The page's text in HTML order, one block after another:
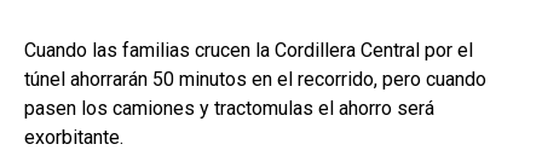
Cuando las familias crucen la Cordillera Central por el
túnel ahorrarán 50 minutos en el recorrido, pero cuando
pasen los camiones y tractomulas el ahorro será
exorbitante.